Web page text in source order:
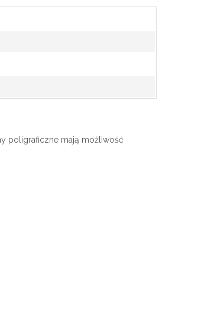
poligraficzne mają możliwość